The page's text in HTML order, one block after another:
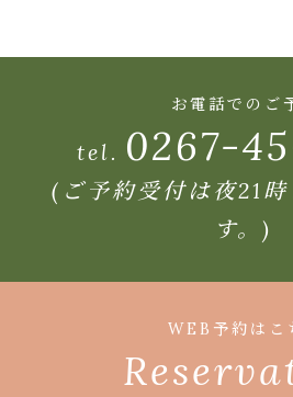
お電話でのご
tel. 0267-
(ご予約受付は夜21
す。)
WEB予約はこ